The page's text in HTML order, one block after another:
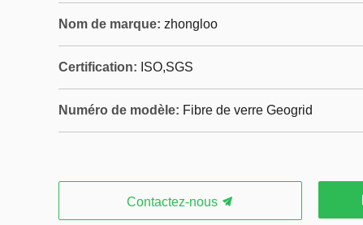
Nom de marque: zhongloo
Certification: ISO,SGS
Numéro de modèle: Fibre de verre Geogrid
Contactez-nous